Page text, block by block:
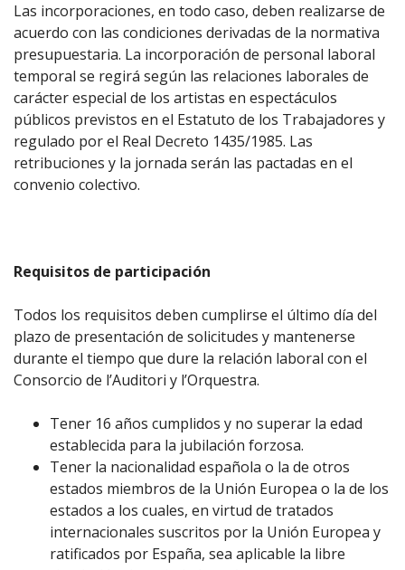
Las incorporaciones, en todo caso, deben realizarse de
acuerdo con las condiciones derivadas de la normativa
presupuestaria. La incorporación de personal laboral
temporal se regirá según las relaciones laborales de
carácter especial de los artistas en espectáculos
públicos previstos en el Estatuto de los Trabajadores y
regulado por el Real Decreto 1435/1985. Las
retribuciones y la jornada serán las pactadas en el
convenio colectivo.
Requisitos de participación
Todos los requisitos deben cumplirse el último día del
plazo de presentación de solicitudes y mantenerse
durante el tiempo que dure la relación laboral con el
Consorcio de l’Auditori y l’Orquestra.
Tener 16 años cumplidos y no superar la edad
establecida para la jubilación forzosa.
Tener la nacionalidad española o la de otros
estados miembros de la Unión Europea o la de los
estados a los cuales, en virtud de tratados
internacionales suscritos por la Unión Europea y
ratificados por España, sea aplicable la libre